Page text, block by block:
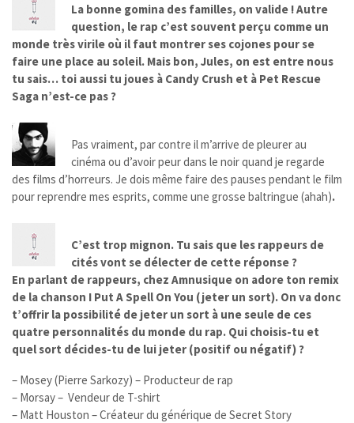
La bonne gomina des familles, on valide ! Autre
question, le rap c’est souvent perçu comme un
monde très virile où il faut montrer ses cojones pour se
faire une place au soleil. Mais bon, Jules, on est entre nous
tu sais… toi aussi tu joues à Candy Crush et à Pet Rescue
Saga n’est-ce pas ?
Pas vraiment, par contre il m’arrive de pleurer au
cinéma ou d’avoir peur dans le noir quand je regarde
des films d’horreurs. Je dois même faire des pauses pendant le film
pour reprendre mes esprits, comme une grosse baltringue (ahah).
C’est trop mignon. Tu sais que les rappeurs de
cités vont se délecter de cette réponse ?
En parlant de rappeurs, chez Amnusique on adore ton remix
de la chanson I Put A Spell On You (jeter un sort). On va donc
t’offrir la possibilité de jeter un sort à une seule de ces
quatre personnalités du monde du rap. Qui choisis-tu et
quel sort décides-tu de lui jeter (positif ou négatif) ?
– Mosey (Pierre Sarkozy) – Producteur de rap
– Morsay – Vendeur de T-shirt
– Matt Houston – Créateur du générique de Secret Story